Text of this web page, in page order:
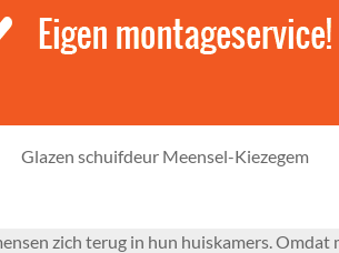
Glazen schuifdeur Meensel-Kiezegem
zich terug in hun huiskamers.